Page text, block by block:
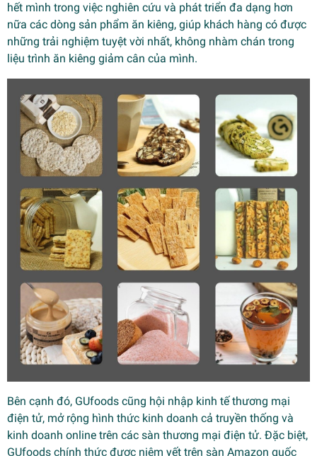
hết mình trong việc nghiên cứu và phát triển đa dạng hơn
nữa các dòng sản phẩm ăn kiêng, giúp khách hàng có được
những trải nghiệm tuyệt vời nhất, không nhàm chán trong
liệu trình ăn kiêng giảm cân của mình.
Bên cạnh đó, GUfoods cũng hội nhập kinh tế thương mại
điện tử, mở rộng hình thức kinh doanh cả truyền thống và
kinh doanh online trên các sàn thương mại điện tử. Đặc biệt,
GUfoods chính thức được niêm yết trên sàn Amazon quốc